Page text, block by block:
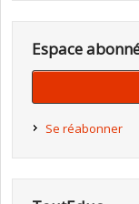
Espace
Se réabonner